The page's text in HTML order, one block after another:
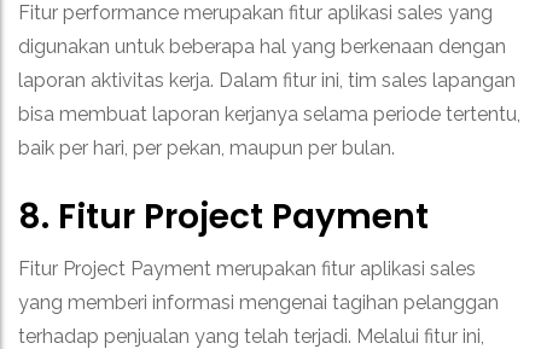
Fitur performance merupakan fitur aplikasi sales yang
digunakan untuk beberapa hal yang berkenaan dengan
laporan aktivitas kerja. Dalam fitur ini, tim sales lapangan
bisa membuat laporan kerjanya selama periode tertentu,
baik per hari, per pekan, maupun per bulan.
8. Fitur Project Payment
Fitur Project Payment merupakan fitur aplikasi sales
yang memberi informasi mengenai tagihan pelanggan
terhadap penjualan yang telah terjadi. Melalui fitur ini,